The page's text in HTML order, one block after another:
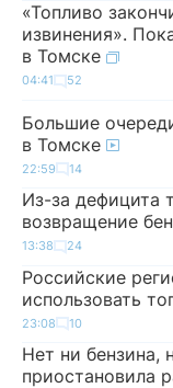
«Топливо
извинения».
в Томске
04:41 52
Большие
в Томске
22:59 14
Из-за дефицита
возвращение
13:38 24
Российские
использовать
23:08 10
Нет ни бензина,
приостановила